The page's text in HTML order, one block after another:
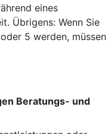
eines
Übrigens: Wenn Sie
5 werden, müssen
Beratungs- und